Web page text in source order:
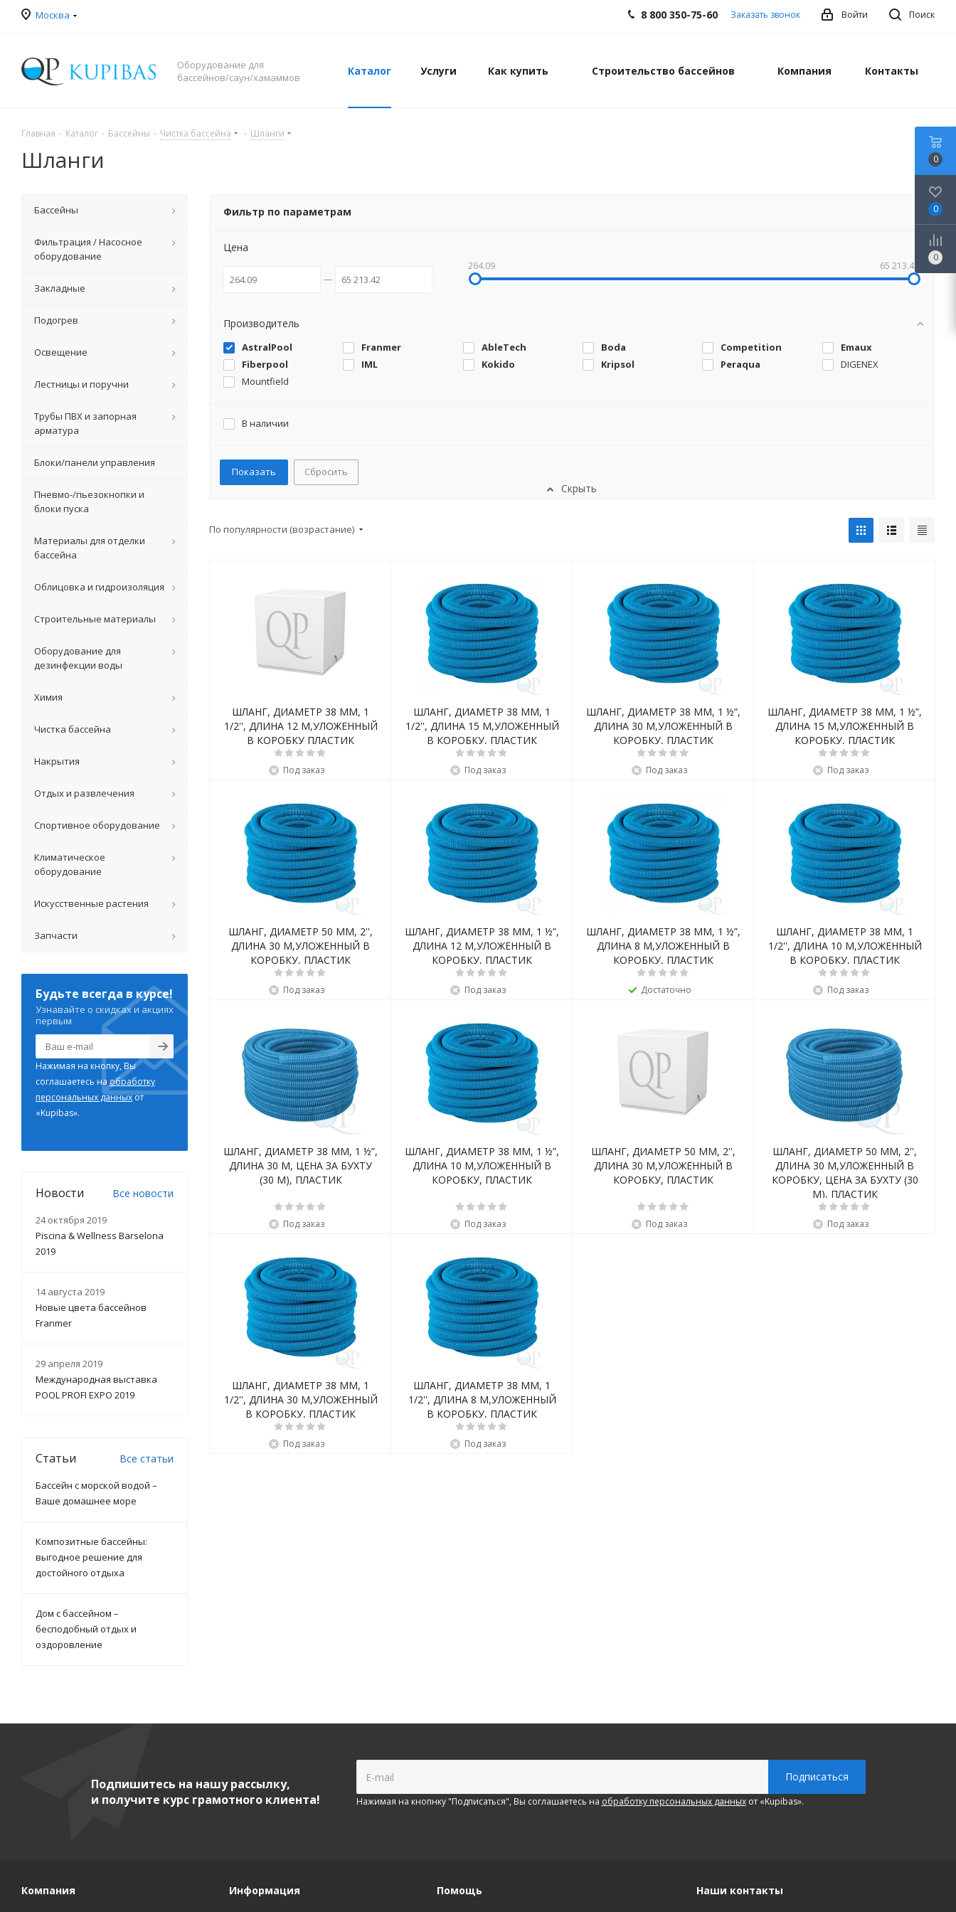
Москва Поиск
Войти
8 800 350-75-60 Заказать звонок
Оборудование для
бассейнов/саун/хамаммов
Каталог Услуги Как купить Строительство бассейнов Компания Контакты
Главная - Каталог - Бассейны - Чистка бассейна - Шланги
Шланги
Фильтр по параметрам
Цена
264.09 65 213.42
Производитель
AstralPool Franmer AbleTech Boda Competition
Emaux
Fiberpool
IML Kokido Kripsol Peraqua
DIGENEX
Mountfield
В наличии
Сбросить
Скрыть
По популярности (возрастание)
ШЛАНГ, ДИАМЕТР 38 ММ, 1
1/2'', ДЛИНА 12 М,УЛОЖЕННЫЙ
В КОРОБКУ ПЛАСТИК
Под заказ
ШЛАНГ, ДИАМЕТР 38 ММ, 1
1/2'', ДЛИНА 15 М,УЛОЖЕННЫЙ
В КОРОБКУ, ПЛАСТИК
Под заказ
ШЛАНГ, ДИАМЕТР 38 ММ, 1 ½”,
ДЛИНА 30 М,УЛОЖЕННЫЙ В
КОРОБКУ, ПЛАСТИК
Под заказ
ШЛАНГ, ДИАМЕТР 38 ММ, 1 ½”,
ДЛИНА 15 М,УЛОЖЕННЫЙ В
КОРОБКУ, ПЛАСТИК
Под заказ
ШЛАНГ, ДИАМЕТР 50 ММ, 2'',
ДЛИНА 30 М,УЛОЖЕННЫЙ В
КОРОБКУ, ПЛАСТИК
Под заказ
ШЛАНГ, ДИАМЕТР 38 ММ, 1 ½”,
ДЛИНА 12 М,УЛОЖЕННЫЙ В
КОРОБКУ, ПЛАСТИК
Под заказ
ШЛАНГ, ДИАМЕТР 38 ММ, 1 ½”,
ДЛИНА 8 М,УЛОЖЕННЫЙ В
КОРОБКУ, ПЛАСТИК
Достаточно
ШЛАНГ, ДИАМЕТР 38 ММ, 1
1/2'', ДЛИНА 10 М,УЛОЖЕННЫЙ
В КОРОБКУ, ПЛАСТИК
Под заказ
ШЛАНГ, ДИАМЕТР 38 ММ, 1 ½”,
ДЛИНА 30 М, ЦЕНА ЗА БУХТУ
(30 М), ПЛАСТИК
Под заказ
ШЛАНГ, ДИАМЕТР 38 ММ, 1 ½”,
ДЛИНА 10 М,УЛОЖЕННЫЙ В
КОРОБКУ, ПЛАСТИК
Под заказ
ШЛАНГ, ДИАМЕТР 50 ММ, 2'',
ДЛИНА 30 М,УЛОЖЕННЫЙ В
КОРОБКУ, ПЛАСТИК
Под заказ
ШЛАНГ, ДИАМЕТР 50 ММ, 2'',
ДЛИНА 30 М,УЛОЖЕННЫЙ В
КОРОБКУ, ЦЕНА ЗА БУХТУ (30
М), ПЛАСТИК
Под заказ
ШЛАНГ, ДИАМЕТР 38 ММ, 1
1/2'', ДЛИНА 30 М,УЛОЖЕННЫЙ
В КОРОБКУ, ПЛАСТИК
Под заказ
ШЛАНГ, ДИАМЕТР 38 ММ, 1
1/2'', ДЛИНА 8 М,УЛОЖЕННЫЙ
В КОРОБКУ, ПЛАСТИК
Под заказ
Бассейны
Фильтрация / Насосное
оборудование
Закладные
Подогрев
Освещение
Лестницы и поручни
Трубы ПВХ и запорная
арматура
Блоки/панели управления
Пневмо-/пьезокнопки и
блоки пуска
Материалы для отделки
бассейна
Облицовка и гидроизоляция
Строительные материалы
Оборудование для
дезинфекции воды
Химия
Чистка бассейна
Накрытия
Отдых и развлечения
Спортивное оборудование
Климатическое
оборудование
Искусственные растения
Запчасти
Будьте всегда в курсе!
Узнавайте о скидках и акциях
первым
Нажимая на кнопку, Вы
соглашаетесь наобработку
персональных данныхот
«Kupibas».
Новости Все новости
24 октября 2019
Piscina & Wellness Barselona
2019
14 августа 2019
Новые цвета бассейнов
Franmer
29 апреля 2019
Международная выставка
POOL PROFI EXPO 2019
Статьи Все статьи
Бассейн с морской водой –
Ваше домашнее море
Композитные бассейны:
выгодное решение для
достойного отдыха
Дом с бассейном –
бесподобный отдых и
оздоровление
Подпишитесь на нашу рассылку,
и получите курс грамотного клиента!
Нажимая на кнопнку "Подписаться", Вы соглашаетесь на обработку персональных данныхот «Kupibas».
Компания Информация Помощь Наши контакты
0
0
0